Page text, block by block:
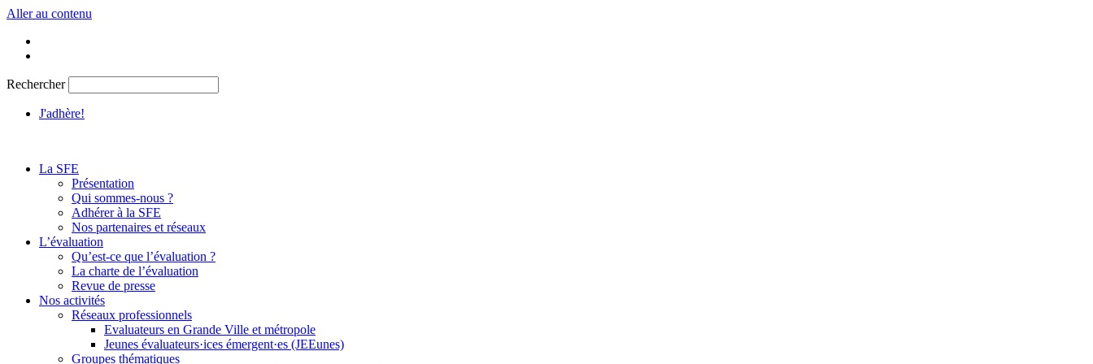
Aller au contenu
Rechercher
J'adhère!
La SFE
Présentation
Qui sommes-nous ?
Adhérer à la SFE
Nos partenaires et réseaux
L’évaluation
Qu’est-ce que l’évaluation ?
La charte de l’évaluation
Revue de presse
Nos activités
Réseaux professionnels
Evaluateurs en Grande Ville et métropole
Jeunes évaluateurs·ices émergent·es (JEEunes)
Groupes thématiques